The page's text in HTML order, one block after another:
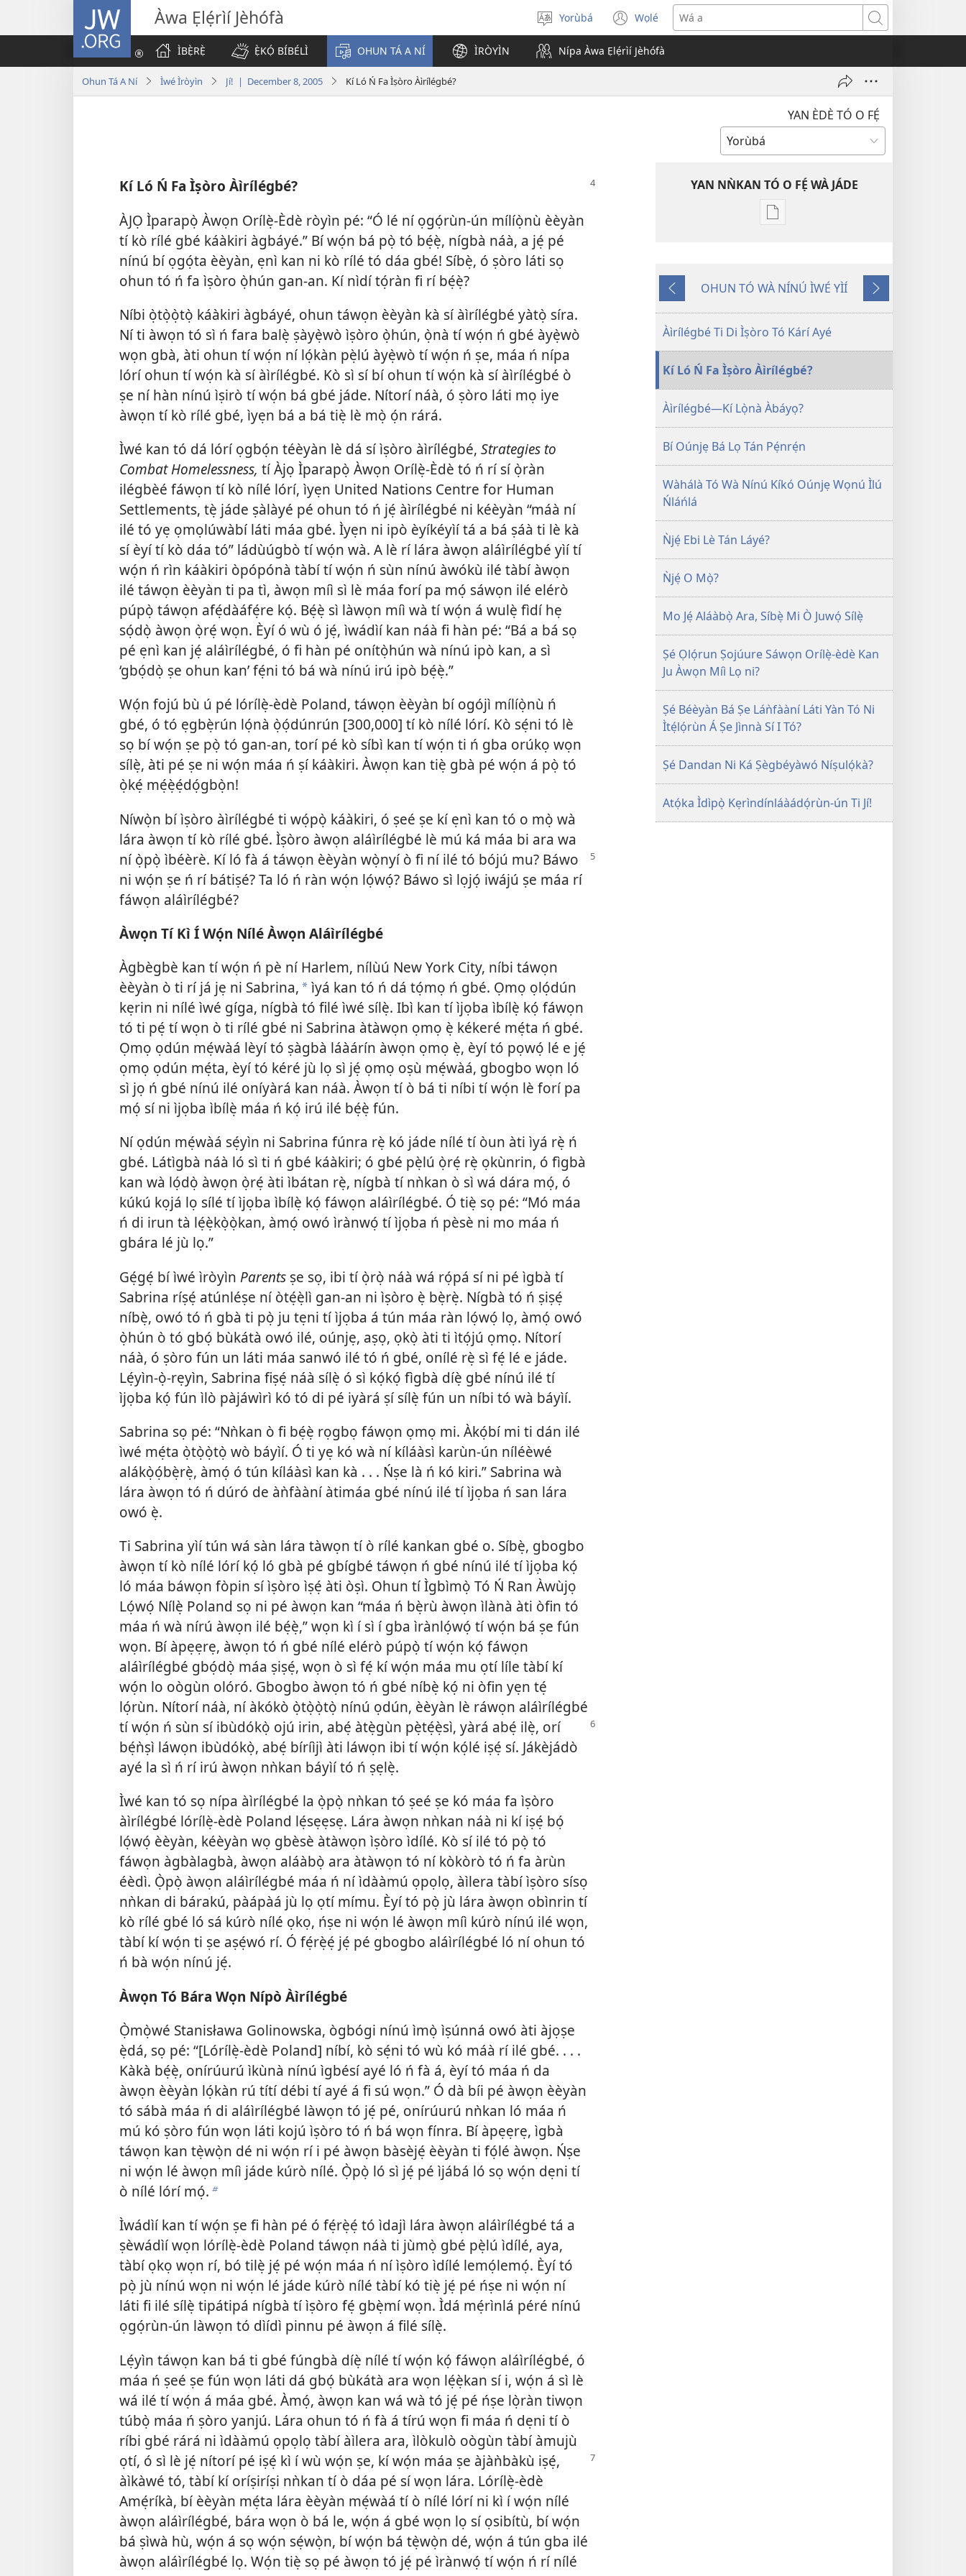
JW.ORG Àwa Ẹlẹ́rìí Jèhófà
Yan
èdè
Yorùbá Wọlé
(opens
new
window)
Wá
a
ÌBẸ̀RẸ̀
Ẹ̀KỌ́ BÍBÉLÌ OHUN TÁ A NÍ ÌRÒYÌN Nípa Àwa Ẹlẹ́rìí Jèhófà
Ohun Tá A Ní Ìwé Ìròyìn Jí! | December 8, 2005 Kí Ló Ń Fa Ìṣòro Àìrílégbé?
YAN ÈDÈ TÓ O FẸ́
Kí Ló Ń Fa Ìṣòro Àìrílégbé?
ÀJỌ Ìparapọ̀ Àwọn Orílẹ̀-Èdè ròyìn pé: “Ó lé ní ọgọ́rùn-ún mílíọ̀nù èèyàn
tí kò rílé gbé káàkiri àgbáyé.” Bí wọ́n bá pọ̀ tó bẹ́ẹ̀, nígbà náà, a jẹ́ pé
nínú bí ọgọ́ta èèyàn, ẹnì kan ni kò rílé tó dáa gbé! Síbẹ̀, ó ṣòro láti sọ
ohun tó ń fa ìṣòro ọ̀hún gan-an. Kí nìdí tọ́ràn fi rí bẹ́ẹ̀?
Níbi ọ̀tọ̀ọ̀tọ̀ káàkiri àgbáyé, ohun táwọn èèyàn kà sí àìrílégbé yàtọ̀ síra.
Ní ti àwọn tó sì ń fara balẹ̀ ṣàyẹ̀wò ìṣòro ọ̀hún, ọ̀nà tí wọ́n ń gbé àyẹ̀wò
wọn gbà, àti ohun tí wọ́n ní lọ́kàn pẹ̀lú àyẹ̀wò tí wọ́n ń ṣe, máa ń nípa
lórí ohun tí wọ́n kà sí àìrílégbé. Kò sì sí bí ohun tí wọ́n kà sí àìrílégbé ò
ṣe ní hàn nínú ìṣirò tí wọ́n bá gbé jáde. Nítorí náà, ó ṣòro láti mọ iye
àwọn tí kò rílé gbé, ìyẹn bá a bá tiẹ̀ lè mọ̀ ọ́n rárá.
Ìwé kan tó dá lórí ọgbọ́n téèyàn lè dá sí ìṣòro àìrílégbé, Strategies to
Combat Homelessness, tí Àjọ Ìparapọ̀ Àwọn Orílẹ̀-Èdè tó ń rí sí ọ̀ràn
ilégbèé fáwọn tí kò nílé lórí, ìyẹn United Nations Centre for Human
Settlements, tẹ̀ jáde ṣàlàyé pé ohun tó ń jẹ́ àìrílégbé ni kéèyàn “máà ní
ilé tó yẹ ọmọlúwàbí láti máa gbé. Ìyẹn ni ipò èyíkéyìí tá a bá ṣáà ti lè kà
sí èyí tí kò dáa tó” ládùúgbò tí wọ́n wà. A lè rí lára àwọn aláìrílégbé yìí tí
wọ́n ń rìn káàkiri òpópónà tàbí tí wọ́n ń sùn nínú àwókù ilé tàbí àwọn
ilé táwọn èèyàn ti pa tì, àwọn míì sì lè máa forí pa mọ́ sáwọn ilé elérò
púpọ̀ táwọn afẹ́dàáfẹ́re kọ́. Bẹ́ẹ̀ sì làwọn míì wà tí wọ́n á wulẹ̀ fìdí hẹ
sọ́dọ̀ àwọn ọ̀rẹ́ wọn. Èyí ó wù ó jẹ́, ìwádìí kan náà fi hàn pé: “Bá a bá sọ
pé ẹnì kan jẹ́ aláìrílégbé, ó fi hàn pé onítọ̀hún wà nínú ipò kan, a sì
‘gbọ́dọ̀ ṣe ohun kan’ fẹ́ni tó bá wà nínú irú ipò bẹ́ẹ̀.”
Wọ́n fojú bù ú pé lórílẹ̀-èdè Poland, táwọn èèyàn bí ogójì mílíọ̀nù ń
gbé, ó tó ẹgbẹ̀rún lọ́nà ọ̀ọ́dúnrún [300,000] tí kò nílé lórí. Kò sẹ́ni tó lè
sọ bí wọ́n ṣe pọ̀ tó gan-an, torí pé kò síbì kan tí wọ́n ti ń gba orúkọ wọn
sílẹ̀, àti pé ṣe ni wọ́n máa ń ṣí káàkiri. Àwọn kan tiẹ̀ gbà pé wọ́n á pọ̀ tó
ọ̀kẹ́ mẹ́ẹ̀ẹ́dọ́gbọ̀n!
Níwọ̀n bí ìṣòro àìrílégbé ti wọ́pọ̀ káàkiri, ó ṣeé ṣe kí ẹnì kan tó o mọ̀ wà
lára àwọn tí kò rílé gbé. Ìṣòro àwọn aláìrílégbé lè mú ká máa bi ara wa
ní ọ̀pọ̀ ìbéèrè. Kí ló fà á táwọn èèyàn wọ̀nyí ò fi ní ilé tó bójú mu? Báwo
ni wọ́n ṣe ń rí bátiṣé? Ta ló ń ràn wọ́n lọ́wọ́? Báwo sì lọjọ́ iwájú ṣe máa rí
fáwọn aláìrílégbé?
Àwọn Tí Kì Í Wọ́n Nílé Àwọn Aláìrílégbé
Àgbègbè kan tí wọ́n ń pè ní Harlem, nílùú New York City, níbi táwọn
èèyàn ò ti rí já jẹ ni Sabrina, a ìyá kan tó ń dá tọ́mọ ń gbé. Ọmọ ọlọ́dún
kẹrin ni nílé ìwé gíga, nígbà tó filé ìwé sílẹ̀. Ibì kan tí ìjọba ìbílẹ̀ kọ́ fáwọn
tó ti pẹ́ tí wọn ò ti rílé gbé ni Sabrina àtàwọn ọmọ ẹ̀ kékeré mẹ́ta ń gbé.
Ọmọ ọdún mẹ́wàá lèyí tó ṣàgbà láàárín àwọn ọmọ ẹ̀, èyí tó pọwọ́ lé e jẹ́
ọmọ ọdún mẹ́ta, èyí tó kéré jù lọ sì jẹ́ ọmọ oṣù mẹ́wàá, gbogbo wọn ló
sì jọ ń gbé nínú ilé oníyàrá kan náà. Àwọn tí ò bá ti níbi tí wọ́n lè forí pa
mọ́ sí ni ìjọba ìbílẹ̀ máa ń kọ́ irú ilé bẹ́ẹ̀ fún.
Ní ọdún mẹ́wàá sẹ́yìn ni Sabrina fúnra rẹ̀ kó jáde nílé tí òun àti ìyá rẹ̀ ń
gbé. Látìgbà náà ló sì ti ń gbé káàkiri; ó gbé pẹ̀lú ọ̀rẹ́ rẹ̀ ọkùnrin, ó fìgbà
kan wà lọ́dọ̀ àwọn ọ̀rẹ́ àti ìbátan rẹ̀, nígbà tí nǹkan ò sì wá dára mọ́, ó
kúkú kọjá lọ sílé tí ìjọba ìbílẹ̀ kọ́ fáwọn aláìrílégbé. Ó tiẹ̀ sọ pé: “Mó máa
ń di irun tà lẹ́ẹ̀kọ̀ọ̀kan, àmọ́ owó ìrànwọ́ tí ìjọba ń pèsè ni mo máa ń
gbára lé jù lọ.”
Gẹ́gẹ́ bí ìwé ìròyìn Parents ṣe sọ, ibi tí ọ̀rọ̀ náà wá rọ́pá sí ni pé ìgbà tí
Sabrina ríṣẹ́ atúnléṣe ní òtẹ́ẹ̀lì gan-an ni ìṣòro ẹ̀ bẹ̀rẹ̀. Nígbà tó ń ṣiṣẹ́
níbẹ̀, owó tó ń gbà ti pọ̀ ju tẹni tí ìjọba á tún máa ràn lọ́wọ́ lọ, àmọ́ owó
ọ̀hún ò tó gbọ́ bùkátà owó ilé, oúnjẹ, aṣọ, ọkọ̀ àti ti ìtọ́jú ọmọ. Nítorí
náà, ó ṣòro fún un láti máa sanwó ilé tó ń gbé, onílé rẹ̀ sì fẹ́ lé e jáde.
Lẹ́yìn-ọ̀-rẹyìn, Sabrina fiṣẹ́ náà sílẹ̀ ó sì kọ́kọ́ fìgbà díẹ̀ gbé nínú ilé tí
ìjọba kọ́ fún ìlò pàjáwìrì kó tó di pé iyàrá ṣí sílẹ̀ fún un níbi tó wà báyìí.
Sabrina sọ pé: “Nǹkan ò fi bẹ́ẹ̀ rọgbọ fáwọn ọmọ mi. Àkọ́bí mi ti dán ilé
ìwé mẹ́ta ọ̀tọ̀ọ̀tọ̀ wò báyìí. Ó ti yẹ kó wà ní kíláàsì karùn-ún níléèwé
alákọ̀ọ́bẹ̀rẹ̀, àmọ́ ó tún kíláàsì kan kà . . . Ńṣe là ń kó kiri.” Sabrina wà
lára àwọn tó ń dúró de àǹfààní àtimáa gbé nínú ilé tí ìjọba ń san lára
owó ẹ̀.
Ti Sabrina yìí tún wá sàn lára tàwọn tí ò rílé kankan gbé o. Síbẹ̀, gbogbo
àwọn tí kò nílé lórí kọ́ ló gbà pé gbígbé táwọn ń gbé nínú ilé tí ìjọba kọ́
ló máa báwọn fòpin sí ìṣòro ìṣẹ́ àti òṣì. Ohun tí Ìgbìmọ̀ Tó Ń Ran Àwùjọ
Lọ́wọ́ Nílẹ̀ Poland sọ ni pé àwọn kan “máa ń bẹ̀rù àwọn ìlànà àti òfin tó
máa ń wà nírú àwọn ilé bẹ́ẹ̀,” wọn kì í sì í gba ìrànlọ́wọ́ tí wọ́n bá ṣe fún
wọn. Bí àpẹẹrẹ, àwọn tó ń gbé nílé elérò púpọ̀ tí wọ́n kọ́ fáwọn
aláìrílégbé gbọ́dọ̀ máa ṣiṣẹ́, wọn ò sì fẹ́ kí wọ́n máa mu ọtí líle tàbí kí
wọ́n lo oògùn olóró. Gbogbo àwọn tó ń gbé níbẹ̀ kọ́ ni òfin yẹn tẹ́
lọ́rùn. Nítorí náà, ní àkókò ọ̀tọ̀ọ̀tọ̀ nínú ọdún, èèyàn lè ráwọn aláìrílégbé
tí wọ́n ń sùn sí ibùdókọ̀ ojú irin, abẹ́ àtẹ̀gùn pẹ̀tẹ́ẹ̀sì, yàrá abẹ́ ilẹ̀, orí
bẹ́ǹṣì láwọn ibùdókọ̀, abẹ́ bíríìjì àti láwọn ibi tí wọ́n kọ́lé iṣẹ́ sí. Jákèjádò
ayé la sì ń rí irú àwọn nǹkan báyìí tó ń ṣẹlẹ̀.
Ìwé kan tó sọ nípa àìrílégbé la ọ̀pọ̀ nǹkan tó ṣeé ṣe kó máa fa ìṣòro
àìrílégbé lórílẹ̀-èdè Poland lẹ́sẹẹsẹ. Lára àwọn nǹkan náà ni kí iṣẹ́ bọ́
lọ́wọ́ èèyàn, kéèyàn wọ gbèsè àtàwọn ìṣòro ìdílé. Kò sí ilé tó pọ̀ tó
fáwọn àgbàlagbà, àwọn aláàbọ̀ ara àtàwọn tó ní kòkòrò tó ń fa àrùn
éèdì. Ọ̀pọ̀ àwọn aláìrílégbé máa ń ní ìdààmú ọpọlọ, àìlera tàbí ìṣòro sísọ
nǹkan di bárakú, pàápàá jù lọ ọtí mímu. Èyí tó pọ̀ jù lára àwọn obìnrin tí
kò rílé gbé ló sá kúrò nílé ọkọ, ńṣe ni wọ́n lé àwọn míì kúrò nínú ilé wọn,
tàbí kí wọ́n ti ṣe aṣẹ́wó rí. Ó fẹ́rẹ̀ẹ́ jẹ́ pé gbogbo aláìrílégbé ló ní ohun tó
ń bà wọ́n nínú jẹ́.
Àwọn Tó Bára Wọn Nípò Àìrílégbé
Ọ̀mọ̀wé Stanisława Golinowska, ògbógi nínú ìmọ̀ ìṣúnná owó àti àjọṣe
ẹ̀dá, sọ pé: “[Lórílẹ̀-èdè Poland] níbí, kò sẹ́ni tó wù kó máà rí ilé gbé. . . .
Kàkà bẹ́ẹ̀, onírúurú ìkùnà nínú ìgbésí ayé ló ń fà á, èyí tó máa ń da
àwọn èèyàn lọ́kàn rú títí débi tí ayé á fi sú wọn.” Ó dà bíi pé àwọn èèyàn
tó sábà máa ń di aláìrílégbé làwọn tó jẹ́ pé, onírúurú nǹkan ló máa ń
mú kó ṣòro fún wọn láti kojú ìṣòro tó ń bá wọn fínra. Bí àpẹẹrẹ, ìgbà
táwọn kan tẹ̀wọ̀n dé ni wọ́n rí i pé àwọn bàsèjẹ́ èèyàn ti fọ́lé àwọn. Ńṣe
ni wọ́n lé àwọn míì jáde kúrò nílé. Ọ̀pọ̀ ló sì jẹ́ pé ìjábá ló sọ wọ́n dẹni tí
ò nílé lórí mọ́. b
Ìwádìí kan tí wọ́n ṣe fi hàn pé ó fẹ́rẹ̀ẹ́ tó ìdajì lára àwọn aláìrílégbé tá a
ṣèwádìí wọn lórílẹ̀-èdè Poland táwọn náà ti jùmọ̀ gbé pẹ̀lú ìdílé, aya,
tàbí ọkọ wọn rí, bó tilẹ̀ jẹ́ pé wọ́n máa ń ní ìṣòro ìdílé lemọ́lemọ́. Èyí tó
pọ̀ jù nínú wọn ni wọ́n lé jáde kúrò nílé tàbí kó tiẹ̀ jẹ́ pé ńṣe ni wọ́n ní
láti fi ilé sílẹ̀ tipátipá nígbà tí ìṣòro fẹ́ gbẹ̀mí wọn. Ìdá mẹ́rìnlá péré nínú
ọgọ́rùn-ún làwọn tó dìídì pinnu pé àwọn á filé sílẹ̀.
Lẹ́yìn táwọn kan bá ti gbé fúngbà díẹ̀ nílé tí wọ́n kọ́ fáwọn aláìrílégbé, ó
máa ń ṣeé ṣe fún wọn láti dá gbọ́ bùkátà ara wọn lẹ́ẹ̀kan sí i, wọ́n á sì lè
wá ilé tí wọ́n á máa gbé. Àmọ́, àwọn kan wá wà tó jẹ́ pé ńṣe lọ̀ràn tiwọn
túbọ̀ máa ń ṣòro yanjú. Lára ohun tó ń fà á tírú wọn fi máa ń dẹni tí ò
ríbi gbé rárá ni ìdààmú ọpọlọ tàbí àìlera ara, ìlòkulò oògùn tàbí àmujù
ọtí, ó sì lè jẹ́ nítorí pé iṣẹ́ kì í wù wọ́n ṣe, kí wọ́n máa ṣe àjàǹbàkù iṣẹ́,
àìkàwé tó, tàbí kí oríṣiríṣi nǹkan tí ò dáa pé sí wọn lára. Lórílẹ̀-èdè
Amẹ́ríkà, bí èèyàn mẹ́ta lára èèyàn mẹ́wàá tí ò nílé lórí ni kì í wọ́n nílé
àwọn aláìrílégbé, bára wọn ò bá le, wọ́n á gbé wọn lọ sí ọsibítù, bí wọ́n
bá ṣìwà hù, wọ́n á sọ wọ́n sẹ́wọ̀n, bí wọ́n bá tẹ̀wọ̀n dé, wọ́n á tún gba ilé
àwọn aláìrílégbé lọ. Wọ́n tiẹ̀ sọ pé àwọn tó jẹ́ pé ìrànwọ́ tí wọ́n ń rí nílé
YAN NǸKAN TÓ O FẸ́ WÀ JÁDE
Bó
wa
jáde
ÌWÉ
December 8,
2005
Pa
Dà
OHUN TÓ WÀ NÍNÚ ÌWÉ YÌÍ
Èyí
Tó
Àìrílégbé Ti Di Ìṣòro Tó Kárí Ayé
Kí Ló Ń Fa Ìṣòro Àìrílégbé?
Àìrílégbé—Kí Lọ̀nà Àbáyọ?
Bí Oúnjẹ Bá Lọ Tán Pẹ́nrẹ́n
Wàhálà Tó Wà Nínú Kíkó Oúnjẹ Wọnú Ìlú
Ńláńlá
Ǹjẹ́ Ebi Lè Tán Láyé?
Ǹjẹ́ O Mọ̀?
Mo Jẹ́ Aláàbọ̀ Ara, Síbẹ̀ Mi Ò Juwọ́ Sílẹ̀
Ṣé Ọlọ́run Ṣojúure Sáwọn Orílẹ̀-èdè Kan
Ju Àwọn Míì Lọ ni?
Ṣé Béèyàn Bá Ṣe Láǹfààní Láti Yàn Tó Ni
Ìtẹ́lọ́rùn Á Ṣe Jìnnà Sí I Tó?
Ṣé Dandan Ni Ká Ṣègbéyàwó Níṣulọ́kà?
Atọ́ka Ìdìpọ̀ Kẹrìndínláàádọ́rùn-ún Ti Jí!